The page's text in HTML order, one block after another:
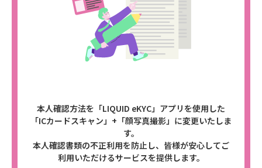
本人確認方法を「LIQUID eKYC」アプリを使用した
「ICカードスキャン」+「顔写真撮影」に変更いたしま
す。
本人確認書類の不正利用を防止し、皆様が安心してご
利用いただけるサービスを提供します。